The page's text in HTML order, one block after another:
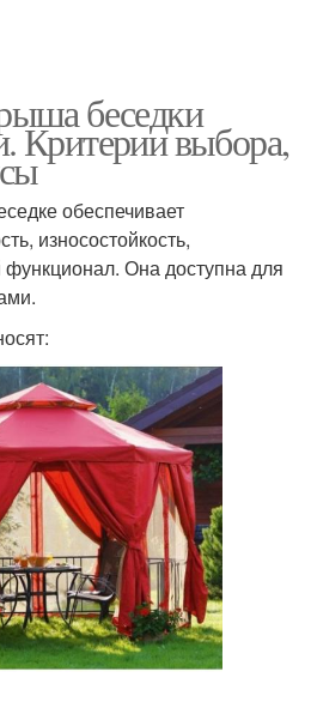
беседки
Критерии выбора,
обеспечивает
износостойкость,
функционал. Она доступна для